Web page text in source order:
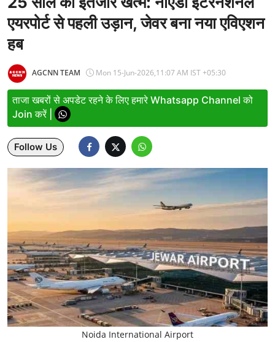
Relationship
Education
Defence & Security
Environment
Lifestyle
Health
Development
Literature
Tour & Travel
History Speaks
About Us
एयरपोर्ट से पहली उड़ान, जेवर बना नया एविएशन
हब
AGCNN TEAM Mon 15-Jun-2026,11:07 AM IST +05:30
ताजा खबरों से अपडेट रहने के लिए हमारे Whatsapp Channel को
Join करें |
Follow Us
Noida International Airport